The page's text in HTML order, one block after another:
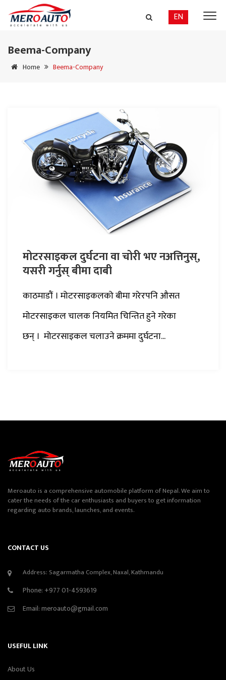
EN
Beema-Company
Home Beema-Company
मोटरसाइकल दुर्घटना वा चोरी भए नअत्तिनुस्,
यसरी गर्नुस् बीमा दाबी
काठमाडौं । मोटरसाइकलको बीमा गरेरपनि औसत
मोटरसाइकल चालक नियमित चिन्तित हुने गरेका
छन् । मोटरसाइकल चलाउने क्रममा दुर्घटना...
Meroauto is a comprehensive automobile platform of Nepal. We aim to
cater the needs of the car enthusiasts and buyers to get information
regarding auto brands, launches, and events.
CONTACT US
Address: Sagarmatha Complex, Naxal, Kathmandu
Phone: +977 01-4593619
Email:meroauto@gmail.com
USEFUL LINK
About Us